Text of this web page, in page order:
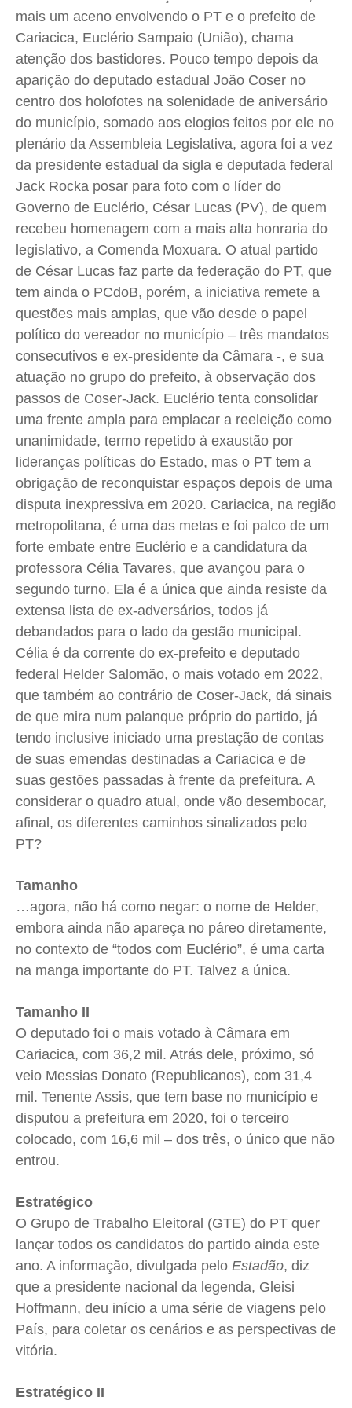
Quem Somos
Expediente
Contato
Termos de Uso
Privacidade
Quem Somos
Expediente
Contato
Termos de Uso
Privacidade
Quem Somos
Expediente
Contato
Termos de Uso
Privacidade
Quem Somos
Expediente
Contato
Termos de Uso
Privacidade
mais um aceno envolvendo o PT e o prefeito de
Cariacica, Euclério Sampaio (União), chama
atenção dos bastidores. Pouco tempo depois da
aparição do deputado estadual João Coser no
centro dos holofotes na solenidade de aniversário
do município, somado aos elogios feitos por ele no
plenário da Assembleia Legislativa, agora foi a vez
da presidente estadual da sigla e deputada federal
Jack Rocka posar para foto com o líder do
Governo de Euclério, César Lucas (PV), de quem
recebeu homenagem com a mais alta honraria do
legislativo, a Comenda Moxuara. O atual partido
de César Lucas faz parte da federação do PT, que
tem ainda o PCdoB, porém, a iniciativa remete a
questões mais amplas, que vão desde o papel
político do vereador no município – três mandatos
consecutivos e ex-presidente da Câmara -, e sua
atuação no grupo do prefeito, à observação dos
passos de Coser-Jack. Euclério tenta consolidar
uma frente ampla para emplacar a reeleição como
unanimidade, termo repetido à exaustão por
lideranças políticas do Estado, mas o PT tem a
obrigação de reconquistar espaços depois de uma
disputa inexpressiva em 2020. Cariacica, na região
metropolitana, é uma das metas e foi palco de um
forte embate entre Euclério e a candidatura da
professora Célia Tavares, que avançou para o
segundo turno. Ela é a única que ainda resiste da
extensa lista de ex-adversários, todos já
debandados para o lado da gestão municipal.
Célia é da corrente do ex-prefeito e deputado
federal Helder Salomão, o mais votado em 2022,
que também ao contrário de Coser-Jack, dá sinais
de que mira num palanque próprio do partido, já
tendo inclusive iniciado uma prestação de contas
de suas emendas destinadas a Cariacica e de
suas gestões passadas à frente da prefeitura. A
considerar o quadro atual, onde vão desembocar,
afinal, os diferentes caminhos sinalizados pelo
PT?
Tamanho
…agora, não há como negar: o nome de Helder,
embora ainda não apareça no páreo diretamente,
no contexto de “todos com Euclério”, é uma carta
na manga importante do PT. Talvez a única.
Tamanho II
O deputado foi o mais votado à Câmara em
Cariacica, com 36,2 mil. Atrás dele, próximo, só
veio Messias Donato (Republicanos), com 31,4
mil. Tenente Assis, que tem base no município e
disputou a prefeitura em 2020, foi o terceiro
colocado, com 16,6 mil – dos três, o único que não
entrou.
Estratégico
O Grupo de Trabalho Eleitoral (GTE) do PT quer
lançar todos os candidatos do partido ainda este
ano. A informação, divulgada pelo Estadão, diz
que a presidente nacional da legenda, Gleisi
Hoffmann, deu início a uma série de viagens pelo
País, para coletar os cenários e as perspectivas de
vitória.
Estratégico II